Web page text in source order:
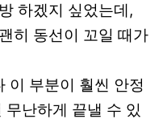
하겠지 싶었는데,
히 동선이 꼬일 때가
이 부분이 훨씬 안정
난하게 끝낼 수 있